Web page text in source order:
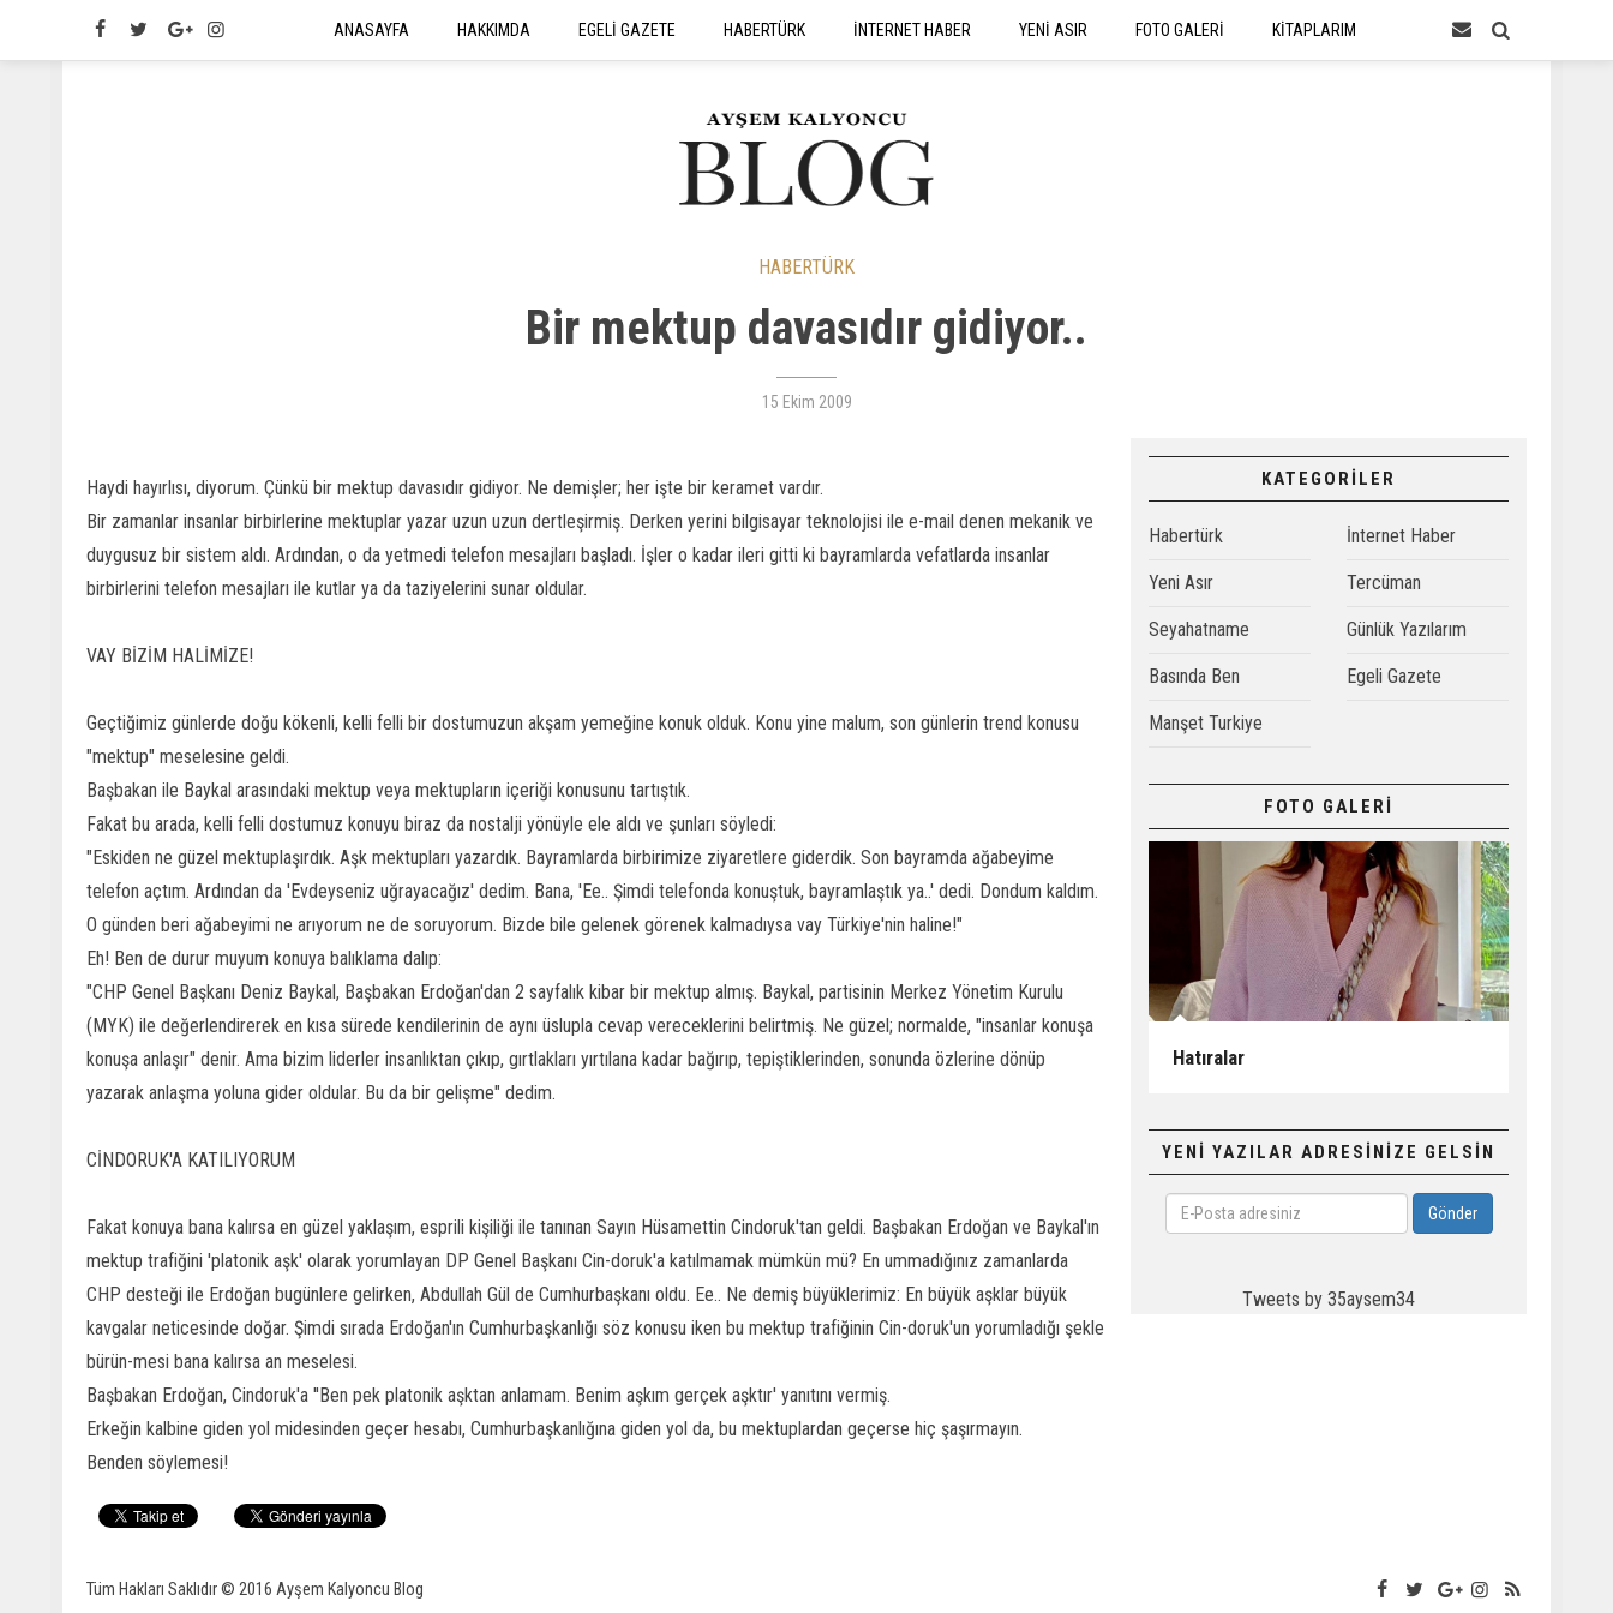
ANASAYFA HAKKIMDA EGELİ GAZETE HABERTÜRK İNTERNET HABER YENİ ASIR FOTO GALERİ
KİTAPLARIM
SEYAHATNAME
HABERTÜRK
Bir mektup davasıdır gidiyor..
15 Ekim 2009
Haydi hayırlısı, diyorum. Çünkü bir mektup davasıdır gidiyor. Ne demişler; her işte bir keramet vardır.
Bir zamanlar insanlar birbirlerine mektuplar yazar uzun uzun dertleşirmiş. Derken yerini bilgisayar teknolojisi ile e-mail denen mekanik ve
duygusuz bir sistem aldı. Ardından, o da yetmedi telefon mesajları başladı. İşler o kadar ileri gitti ki bayramlarda vefatlarda insanlar
birbirlerini telefon mesajları ile kutlar ya da taziyelerini sunar oldular.
VAY BİZİM HALİMİZE!
Geçtiğimiz günlerde doğu kökenli, kelli felli bir dostumuzun akşam yemeğine konuk olduk. Konu yine malum, son günlerin trend konusu
"mektup" meselesine geldi.
Başbakan ile Baykal arasındaki mektup veya mektupların içeriği konusunu tartıştık.
Fakat bu arada, kelli felli dostumuz konuyu biraz da nostalji yönüyle ele aldı ve şunları söyledi:
"Eskiden ne güzel mektuplaşırdık. Aşk mektupları yazardık. Bayramlarda birbirimize ziyaretlere giderdik. Son bayramda ağabeyime
telefon açtım. Ardından da 'Evdeyseniz uğrayacağız' dedim. Bana, 'Ee.. Şimdi telefonda konuştuk, bayramlaştık ya..' dedi. Dondum kaldım.
O günden beri ağabeyimi ne arıyorum ne de soruyorum. Bizde bile gelenek görenek kalmadıysa vay Türkiye'nin haline!"
Eh! Ben de durur muyum konuya balıklama dalıp:
"CHP Genel Başkanı Deniz Baykal, Başbakan Erdoğan'dan 2 sayfalık kibar bir mektup almış. Baykal, partisinin Merkez Yönetim Kurulu
(MYK) ile değerlendirerek en kısa sürede kendilerinin de aynı üslupla cevap vereceklerini belirtmiş. Ne güzel; normalde, "insanlar konuşa
konuşa anlaşır" denir. Ama bizim liderler insanlıktan çıkıp, gırtlakları yırtılana kadar bağırıp, tepiştiklerinden, sonunda özlerine dönüp
yazarak anlaşma yoluna gider oldular. Bu da bir gelişme" dedim.
CİNDORUK'A KATILIYORUM
Fakat konuya bana kalırsa en güzel yaklaşım, esprili kişiliği ile tanınan Sayın Hüsamettin Cindoruk'tan geldi. Başbakan Erdoğan ve Baykal'ın
mektup trafiğini 'platonik aşk' olarak yorumlayan DP Genel Başkanı Cin-doruk'a katılmamak mümkün mü? En ummadığınız zamanlarda
CHP desteği ile Erdoğan bugünlere gelirken, Abdullah Gül de Cumhurbaşkanı oldu. Ee.. Ne demiş büyüklerimiz: En büyük aşklar büyük
kavgalar neticesinde doğar. Şimdi sırada Erdoğan'ın Cumhurbaşkanlığı söz konusu iken bu mektup trafiğinin Cin-doruk'un yorumladığı şekle
bürün-mesi bana kalırsa an meselesi.
Başbakan Erdoğan, Cindoruk'a ''Ben pek platonik aşktan anlamam. Benim aşkım gerçek aşktır' yanıtını vermiş.
Erkeğin kalbine giden yol midesinden geçer hesabı, Cumhurbaşkanlığına giden yol da, bu mektuplardan geçerse hiç şaşırmayın.
Benden söylemesi!
KATEGORİLER
Habertürk İnternet Haber
Yeni Asır Tercüman
Seyahatname Günlük Yazılarım
Basında Ben Egeli Gazete
Manşet Turkiye
FOTO GALERİ
Hatıralar
YENİ YAZILAR ADRESİNİZE GELSİN
E-
Posta
Gönder
Tweets by 35aysem34
Tüm Hakları Saklıdır © 2016 Ayşem Kalyoncu Blog